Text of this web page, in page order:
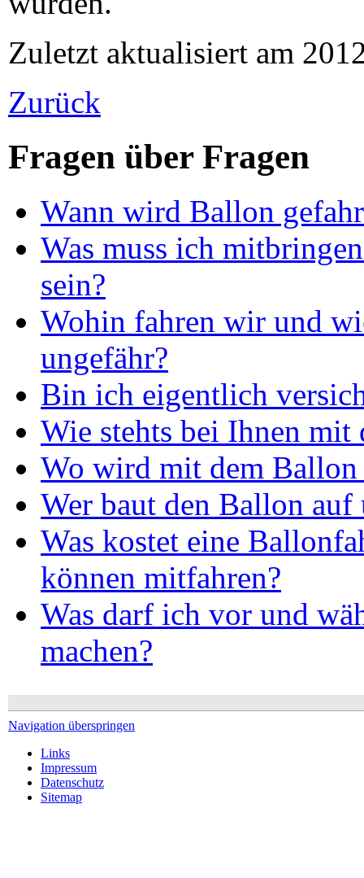
Zuletzt aktualisiert am
Zurück
Fragen über Fragen
Wann wird Ballon
Was muss ich
sein?
Wohin fahren wir und
ungefähr?
Bin ich eigentlich
Wie stehts bei Ihnen mit
Wo wird mit dem Ballon
Wer baut den Ballon auf
Was kostet eine
können mitfahren?
Was darf ich vor und
machen?
Navigation überspringen
Links
Impressum
Datenschutz
Sitemap